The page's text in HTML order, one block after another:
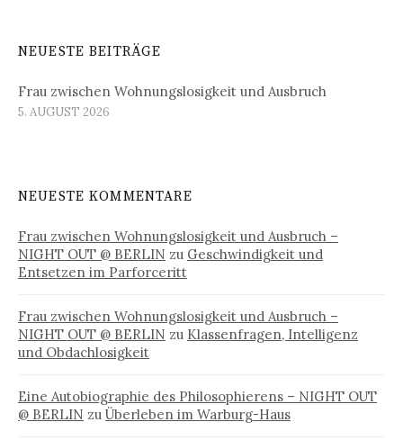
NEUESTE BEITRÄGE
Frau zwischen Wohnungslosigkeit und Ausbruch
5. AUGUST 2026
NEUESTE KOMMENTARE
Frau zwischen Wohnungslosigkeit und Ausbruch –
NIGHT OUT @ BERLIN zu Geschwindigkeit und
Entsetzen im Parforceritt
Frau zwischen Wohnungslosigkeit und Ausbruch –
NIGHT OUT @ BERLIN zu Klassenfragen, Intelligenz
und Obdachlosigkeit
Eine Autobiographie des Philosophierens – NIGHT OUT
@ BERLIN zu Überleben im Warburg-Haus